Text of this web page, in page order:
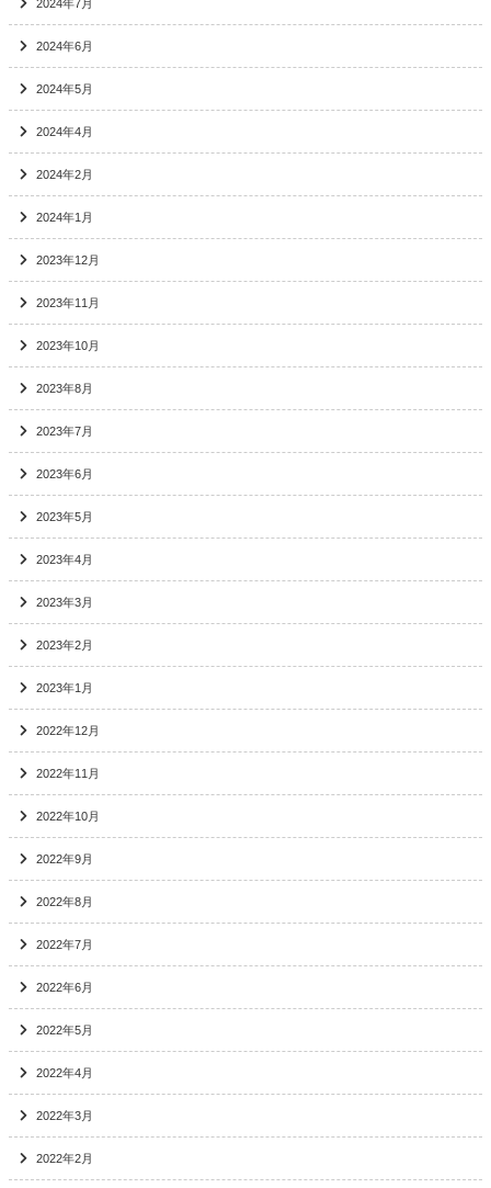
2024年7月
2024年6月
2024年5月
2024年4月
2024年2月
2024年1月
2023年12月
2023年11月
2023年10月
2023年8月
2023年7月
2023年6月
2023年5月
2023年4月
2023年3月
2023年2月
2023年1月
2022年12月
2022年11月
2022年10月
2022年9月
2022年8月
2022年7月
2022年6月
2022年5月
2022年4月
2022年3月
2022年2月